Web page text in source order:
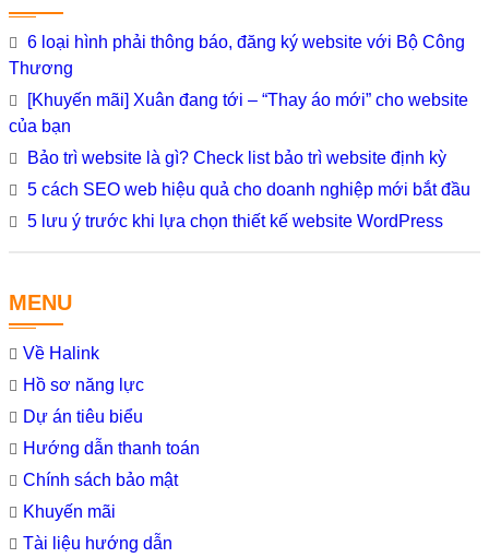
6 loại hình phải thông báo, đăng ký website với Bộ Công
Thương
[Khuyến mãi] Xuân đang tới – “Thay áo mới” cho website
của bạn
Bảo trì website là gì? Check list bảo trì website định kỳ
5 cách SEO web hiệu quả cho doanh nghiệp mới bắt đầu
5 lưu ý trước khi lựa chọn thiết kế website WordPress
MENU
Về Halink
Hồ sơ năng lực
Dự án tiêu biểu
Hướng dẫn thanh toán
Chính sách bảo mật
Khuyến mãi
Tài liệu hướng dẫn